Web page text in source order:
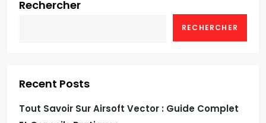
Rechercher
RECHERCHER
Recent Posts
Tout Savoir Sur Airsoft Vector : Guide Complet